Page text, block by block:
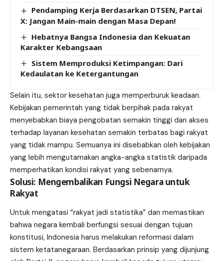
Pendamping Kerja Berdasarkan DTSEN, Partai
X: Jangan Main-main dengan Masa Depan!
Hebatnya Bangsa Indonesia dan Kekuatan
Karakter Kebangsaan
Sistem Memproduksi Ketimpangan: Dari
Kedaulatan ke Ketergantungan
Selain itu, sektor kesehatan juga memperburuk keadaan.
Kebijakan pemerintah yang tidak berpihak pada rakyat
menyebabkan biaya pengobatan semakin tinggi dan akses
terhadap layanan kesehatan semakin terbatas bagi rakyat
yang tidak mampu. Semuanya ini disebabkan oleh kebijakan
yang lebih mengutamakan angka-angka statistik daripada
memperhatikan kondisi rakyat yang sebenarnya.
Solusi: Mengembalikan Fungsi Negara untuk
Rakyat
Untuk mengatasi “rakyat jadi statistika” dan memastikan
bahwa negara kembali berfungsi sesuai dengan tujuan
konstitusi, Indonesia harus melakukan reformasi dalam
sistem ketatanegaraan. Berdasarkan prinsip yang dijunjung